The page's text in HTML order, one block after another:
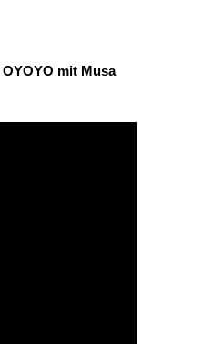
OYOYO mit Musa